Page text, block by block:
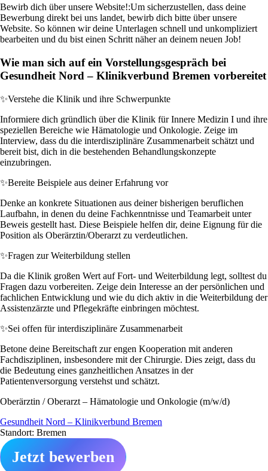
Bewirb dich über unsere Website!:Um sicherzustellen, dass deine
Bewerbung direkt bei uns landet, bewirb dich bitte über unsere
Website. So können wir deine Unterlagen schnell und unkompliziert
bearbeiten und du bist einen Schritt näher an deinem neuen Job!
Wie man sich auf ein Vorstellungsgespräch bei
Gesundheit Nord – Klinikverbund Bremen vorbereitet
✨Verstehe die Klinik und ihre Schwerpunkte
Informiere dich gründlich über die Klinik für Innere Medizin I und ihre
speziellen Bereiche wie Hämatologie und Onkologie. Zeige im
Interview, dass du die interdisziplinäre Zusammenarbeit schätzt und
bereit bist, dich in die bestehenden Behandlungskonzepte
einzubringen.
✨Bereite Beispiele aus deiner Erfahrung vor
Denke an konkrete Situationen aus deiner bisherigen beruflichen
Laufbahn, in denen du deine Fachkenntnisse und Teamarbeit unter
Beweis gestellt hast. Diese Beispiele helfen dir, deine Eignung für die
Position als Oberärztin/Oberarzt zu verdeutlichen.
✨Fragen zur Weiterbildung stellen
Da die Klinik großen Wert auf Fort- und Weiterbildung legt, solltest du
Fragen dazu vorbereiten. Zeige dein Interesse an der persönlichen und
fachlichen Entwicklung und wie du dich aktiv in die Weiterbildung der
Assistenzärzte und Pflegekräfte einbringen möchtest.
✨Sei offen für interdisziplinäre Zusammenarbeit
Betone deine Bereitschaft zur engen Kooperation mit anderen
Fachdisziplinen, insbesondere mit der Chirurgie. Dies zeigt, dass du
die Bedeutung eines ganzheitlichen Ansatzes in der
Patientenversorgung verstehst und schätzt.
Oberärztin / Oberarzt – Hämatologie und Onkologie (m/w/d)
Gesundheit Nord – Klinikverbund Bremen
Standort: Bremen
Jetzt bewerben